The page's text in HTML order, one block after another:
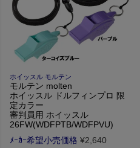
ホイッスル モルテン
モルテン molten
ホイッスル ドルフィンプロ 限
定カラー
審判員用 ホイッスル
26FW(WDFPTB/WDFPVU)
ﾒｰｶｰ希望小売価格 ¥2,640